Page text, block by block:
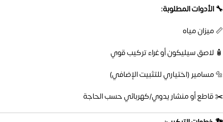
🔧 الأدوات المطلوبة:
📏 ميزان مياه
🧴 لاصق سيليكون أو غراء تركيب قوي
🔩 مسامير (اختياري للتثبيت الإضافي)
✂️ قاطع أو منشار يدوي/كهربائي حسب الحاجة